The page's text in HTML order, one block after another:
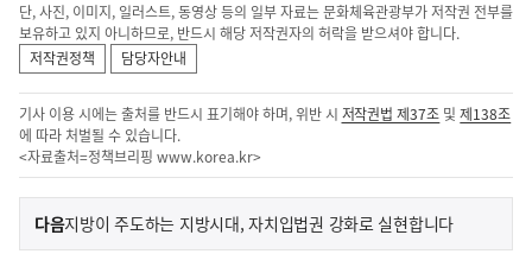
단, 사진, 이미지, 일러스트, 동영상 등의 일부 자료는 문화체육관광부가 저작권 전부를
보유하고 있지 아니하므로, 반드시 해당 저작권자의 허락을 받으셔야 합니다.
저작권정책
담당자안내
기사 이용 시에는 출처를 반드시 표기해야 하며, 위반 시 저작권법 제37조 및제138조
에 따라 처벌될 수 있습니다.
<자료출처=정책브리핑 www.korea.kr>
이
전
다음기
사
지방이 주도하는 지방시대, 자치입법권 강화로 실현합니다